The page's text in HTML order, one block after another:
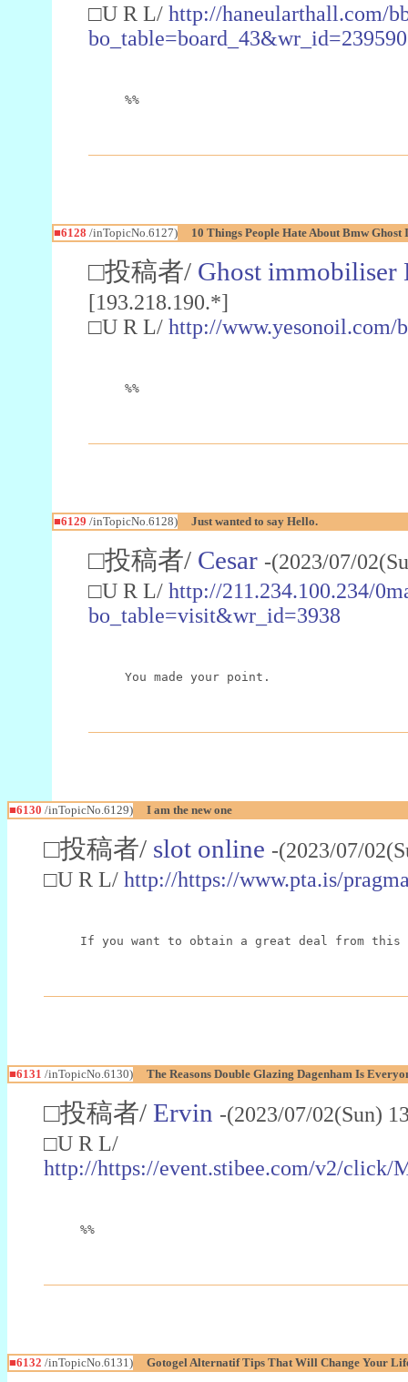
□U R L/ http://haneularthall.com/
%%
■6128 /inTopicNo.6127) 10 Things People Hate About Bmw
□投稿者/ Ghost immobiliser
[193.218.190.*]
□U R L/ http://www.yesonoil.com/
%%
■6129 /inTopicNo.6128) Just wanted to say Hello.
□投稿者/ Cesar -(2023/07/
□U R L/ http://211.234.100.234/
bo_table=visit&wr_id=3938
You made your point.
■6130 /inTopicNo.6129) I am the new one
□投稿者/ slot online -(2023/07/
□U R L/ http://https://www.pta.is/
If you want to obtain a great deal from this
■6131 /inTopicNo.6130) The Reasons Double Glazing Dagenham Is
□投稿者/ Ervin -(2023/07/02(Sun)
□U R L/
http://https://event.stibee.com/v2/
%%
■6132 /inTopicNo.6131) Gotogel Alternatif Tips That Will Change Your